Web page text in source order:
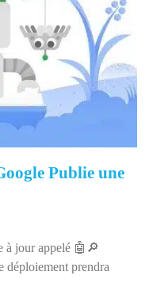
Publie une
à jour appelé 🤖🔎
déploiement prendra